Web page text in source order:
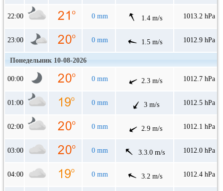
22:00 0 mm 1.4 m/s 1013.2 hPa
23:00 0 mm 1.5 m/s 1012.9 hPa
Понедельник 10-08-2026
00:00 0 mm 2.3 m/s 1012.7 hPa
01:00 0 mm 3 m/s 1012.5 hPa
02:00 0 mm 2.9 m/s 1012.1 hPa
03:00 0 mm 3.3.0 m/s 1012.0 hPa
04:00 0 mm 3.2 m/s 1012.4 hPa